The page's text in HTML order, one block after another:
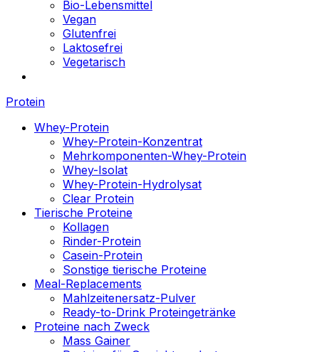
Bio-Lebensmittel
Vegan
Glutenfrei
Laktosefrei
Vegetarisch
Protein
Whey-Protein
Whey-Protein-Konzentrat
Mehrkomponenten-Whey-Protein
Whey-Isolat
Whey-Protein-Hydrolysat
Clear Protein
Tierische Proteine
Kollagen
Rinder-Protein
Casein-Protein
Sonstige tierische Proteine
Meal-Replacements
Mahlzeitenersatz-Pulver
Ready-to-Drink Proteingetränke
Proteine nach Zweck
Mass Gainer